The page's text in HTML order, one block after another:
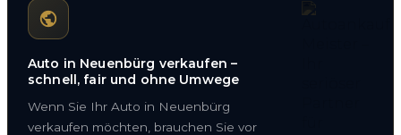
Auto in Neuenbürg verkaufen –
schnell, fair und ohne Umwege
Wenn Sie Ihr Auto in Neuenbürg
verkaufen möchten, brauchen Sie vor